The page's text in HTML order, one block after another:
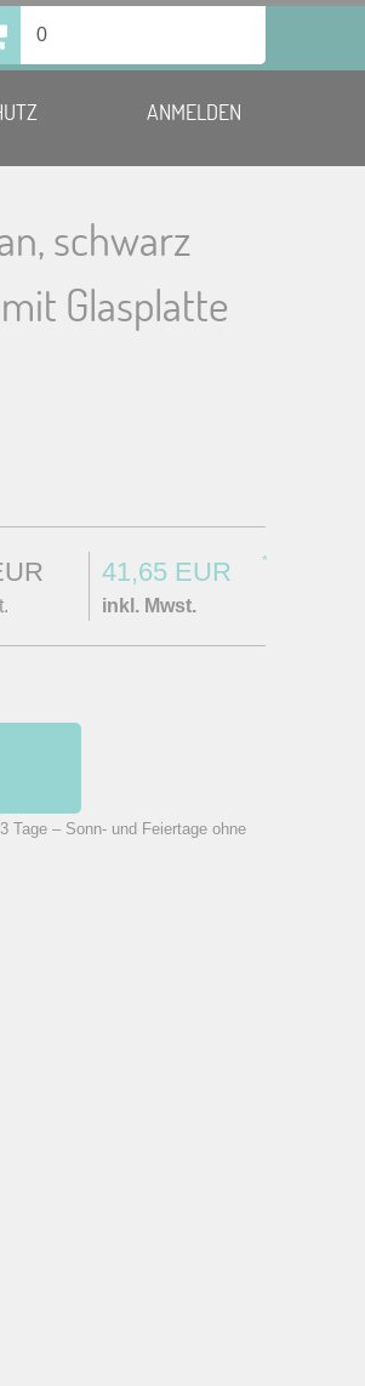
0
ANMELDEN
schwarz
Glasplatte
41,65 EUR *
inkl. Mwst.
Tage – Sonn- und Feiertage ohne